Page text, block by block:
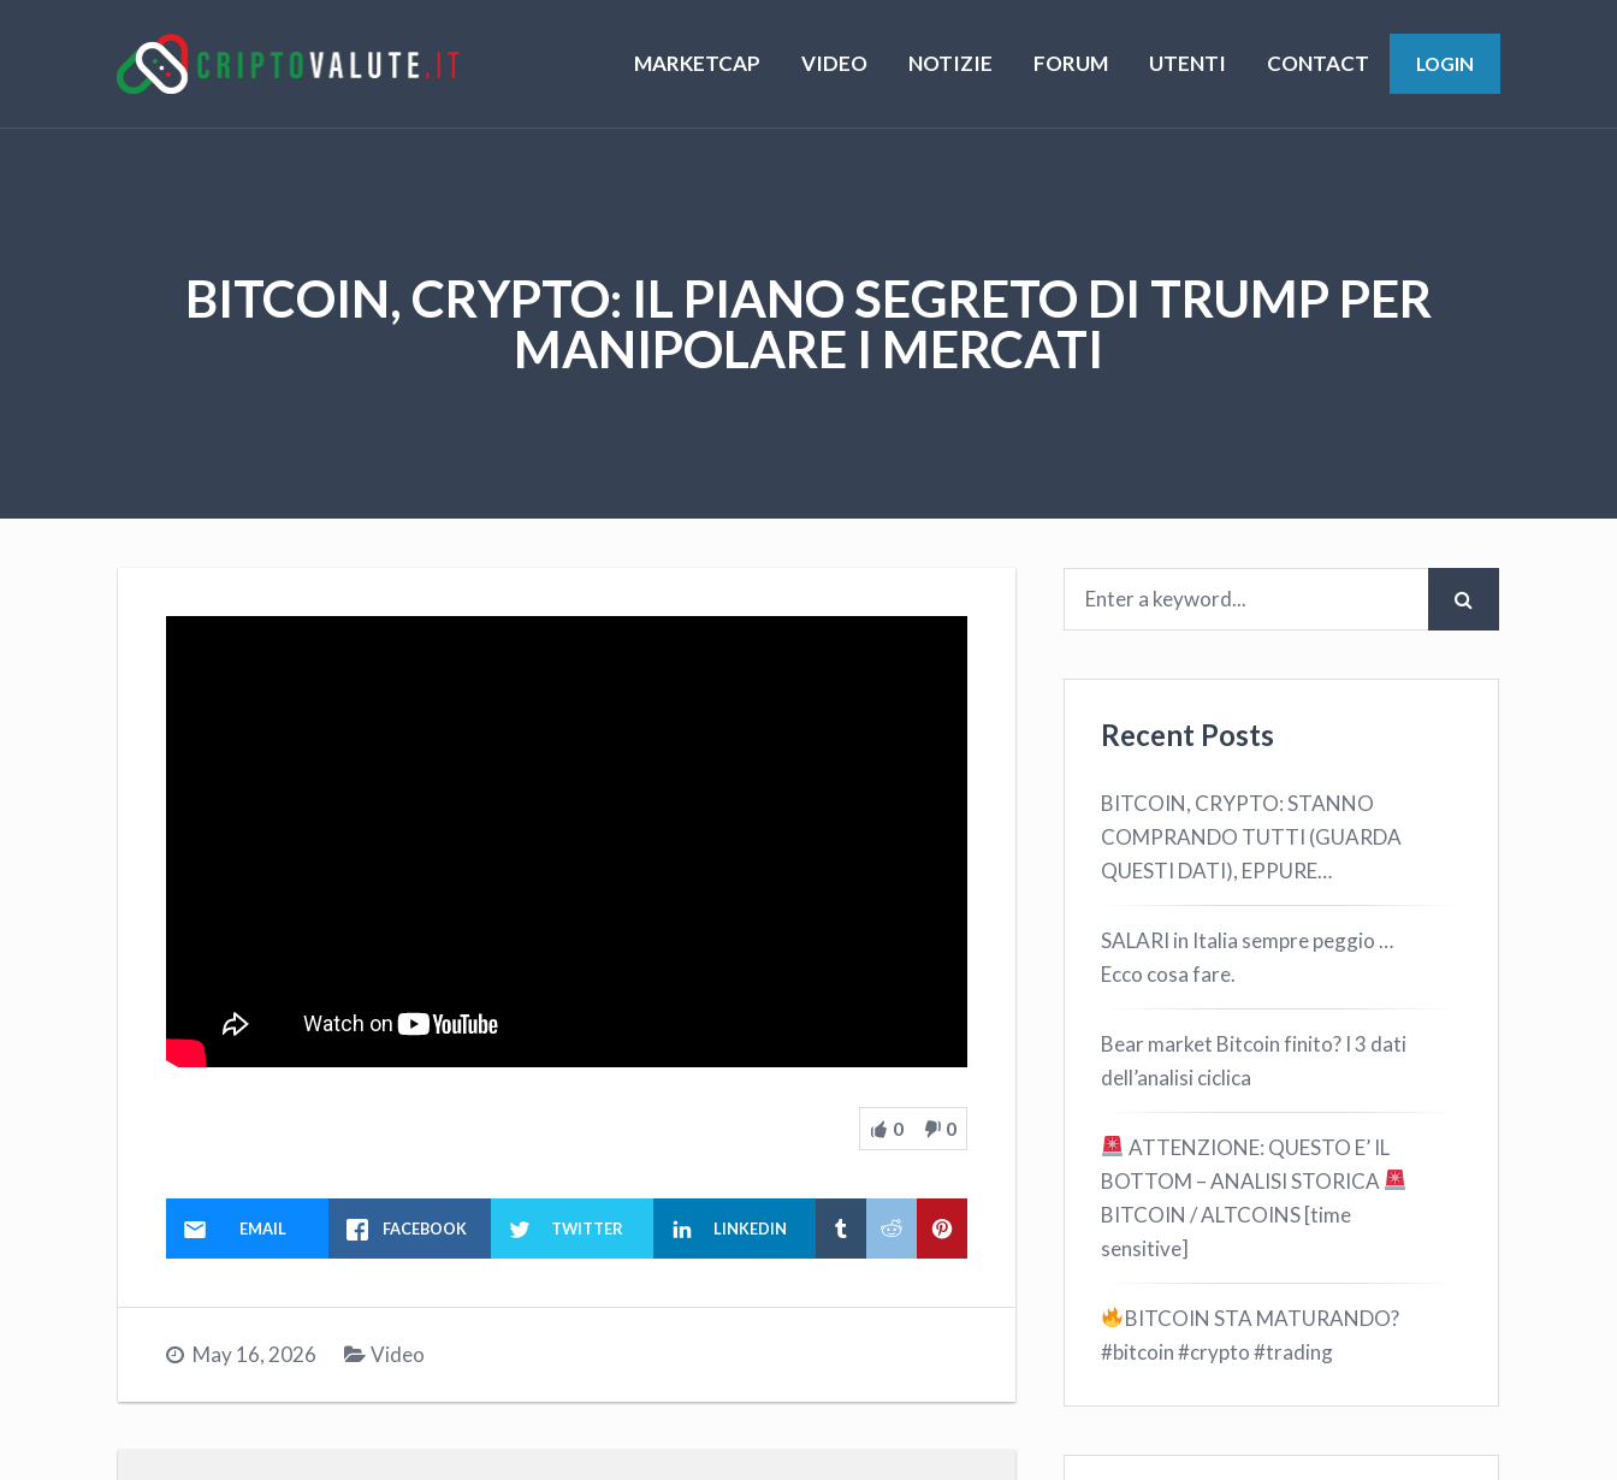
MARKETCAP VIDEO NOTIZIE FORUM UTENTI CONTACT LOGIN
BITCOIN, CRYPTO: IL PIANO SEGRETO DI TRUMP PER
MANIPOLARE I MERCATI
0 0
EMAIL FACEBOOK TWITTER LINKEDIN
May 16, 2026 Video
Recent Posts
BITCOIN, CRYPTO: STANNO
COMPRANDO TUTTI (GUARDA
QUESTI DATI), EPPURE…
SALARI in Italia sempre peggio …
Ecco cosa fare.
Bear market Bitcoin finito? I 3 dati
dell’analisi ciclica
ATTENZIONE: QUESTO E’ IL
BOTTOM – ANALISI STORICA
BITCOIN / ALTCOINS [time
sensitive]
BITCOIN STA MATURANDO?
#bitcoin #crypto #trading